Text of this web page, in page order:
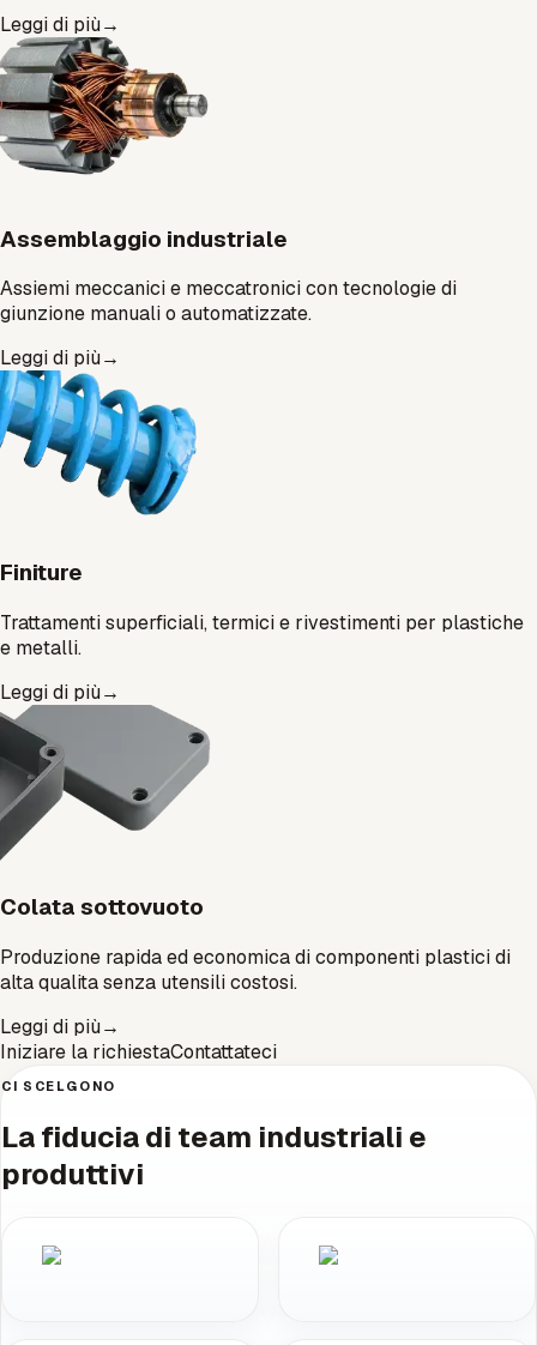
Leggi di più→
Assemblaggio industriale
Assiemi meccanici e meccatronici con tecnologie di
giunzione manuali o automatizzate.
Leggi di più→
Finiture
Trattamenti superficiali, termici e rivestimenti per plastiche
e metalli.
Leggi di più→
Colata sottovuoto
Produzione rapida ed economica di componenti plastici di
alta qualita senza utensili costosi.
Leggi di più→
Iniziare la richiestaContattateci
CI SCELGONO
La fiducia di team industriali e
produttivi